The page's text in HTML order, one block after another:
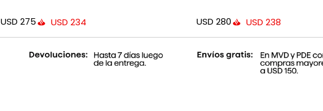
USD 275 USD 234 USD 280 USD 238